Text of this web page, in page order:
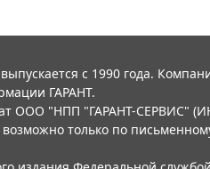
с 1990 года.
ГАРАНТ.
ООО "НПП "ГАРАНТ-СЕРВИС"
только по